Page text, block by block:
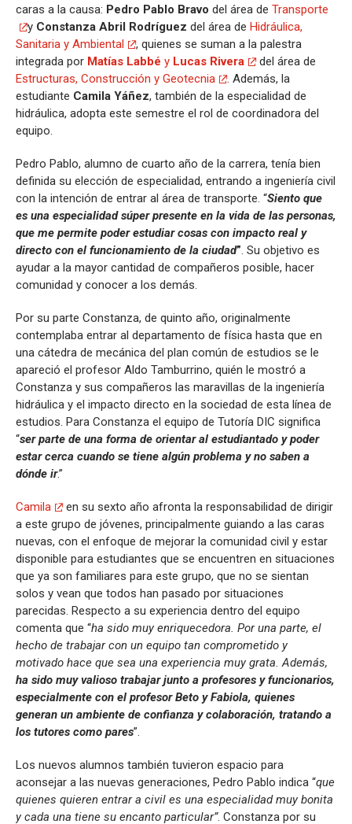
caras a la causa: Pedro Pablo Bravo del área de Transporte
y Constanza Abril Rodríguez del área de Hidráulica,
Sanitaria y Ambiental
, quienes se suman a la palestra
integrada por Matías Labbé y Lucas Rivera
del área de
Estructuras, Construcción y Geotecnia
. Además, la
estudiante Camila Yáñez, también de la especialidad de
hidráulica, adopta este semestre el rol de coordinadora del
equipo.
Pedro Pablo, alumno de cuarto año de la carrera, tenía bien
definida su elección de especialidad, entrando a ingeniería civil
con la intención de entrar al área de transporte. “Siento que
es una especialidad súper presente en la vida de las personas,
que me permite poder estudiar cosas con impacto real y
directo con el funcionamiento de la ciudad”. Su objetivo es
ayudar a la mayor cantidad de compañeros posible, hacer
comunidad y conocer a los demás.
Por su parte Constanza, de quinto año, originalmente
contemplaba entrar al departamento de física hasta que en
una cátedra de mecánica del plan común de estudios se le
apareció el profesor Aldo Tamburrino, quién le mostró a
Constanza y sus compañeros las maravillas de la ingeniería
hidráulica y el impacto directo en la sociedad de esta línea de
estudios. Para Constanza el equipo de Tutoría DIC significa
“ser parte de una forma de orientar al estudiantado y poder
estar cerca cuando se tiene algún problema y no saben a
dónde ir.”
Camila
en su sexto año afronta la responsabilidad de dirigir
a este grupo de jóvenes, principalmente guiando a las caras
nuevas, con el enfoque de mejorar la comunidad civil y estar
disponible para estudiantes que se encuentren en situaciones
que ya son familiares para este grupo, que no se sientan
solos y vean que todos han pasado por situaciones
parecidas. Respecto a su experiencia dentro del equipo
comenta que “ha sido muy enriquecedora. Por una parte, el
hecho de trabajar con un equipo tan comprometido y
motivado hace que sea una experiencia muy grata. Además,
ha sido muy valioso trabajar junto a profesores y funcionarios,
especialmente con el profesor Beto y Fabiola, quienes
generan un ambiente de confianza y colaboración, tratando a
los tutores como pares”.
Los nuevos alumnos también tuvieron espacio para
aconsejar a las nuevas generaciones, Pedro Pablo indica “que
quienes quieren entrar a civil es una especialidad muy bonita
y cada una tiene su encanto particular”. Constanza por su